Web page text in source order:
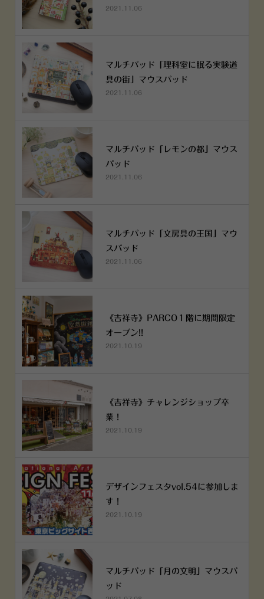
2021.11.06
マルチパッド「理科室に眠る実験道
具の街」マウスパッド
2021.11.06
マルチパッド「レモンの都」マウス
パッド
2021.11.06
マルチパッド「文房具の王国」マウ
スパッド
2021.11.06
《吉祥寺》PARCO１階に期間限定
オープン!!
2021.10.19
《吉祥寺》チャレンジショップ卒
業！
2021.10.19
デザインフェスタvol.54に参加しま
す！
2021.10.19
マルチパッド「月の文明」マウスパ
ッド